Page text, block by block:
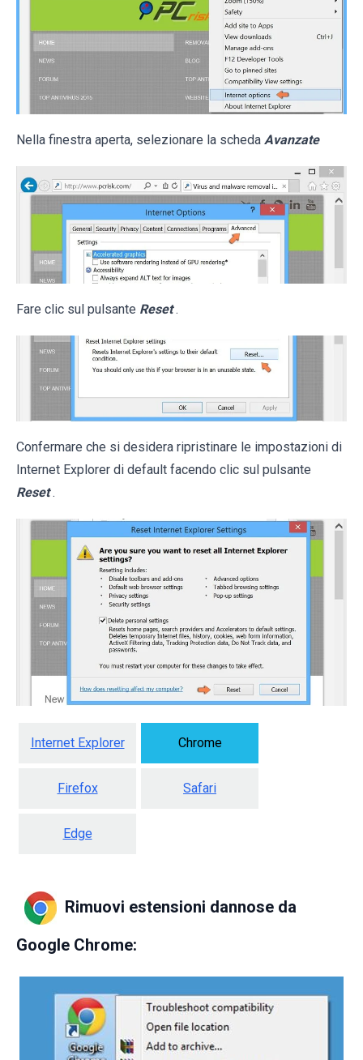
Nella finestra aperta, selezionare la scheda Avanzate
Fare clic sul pulsante Reset .
Confermare che si desidera ripristinare le impostazioni di
Internet Explorer di default facendo clic sul pulsante
Reset .
Internet Explorer Chrome
Firefox Safari
Edge
Rimuovi estensioni dannose da
Google Chrome: